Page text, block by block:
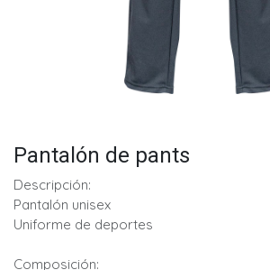
Pantalón de pants
Descripción:
Pantalón unisex
Uniforme de deportes
Composición: